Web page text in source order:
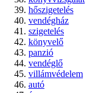
hőszigetelés
vendégház
szigetelés
könyvelő
panzió
vendéglő
villámvédelem
autó